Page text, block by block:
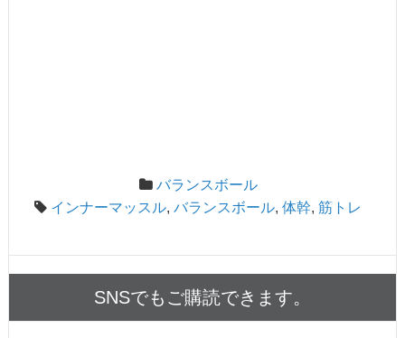
バランスボール
インナーマッスル, バランスボール, 体幹, 筋トレ
SNSでもご購読できます。